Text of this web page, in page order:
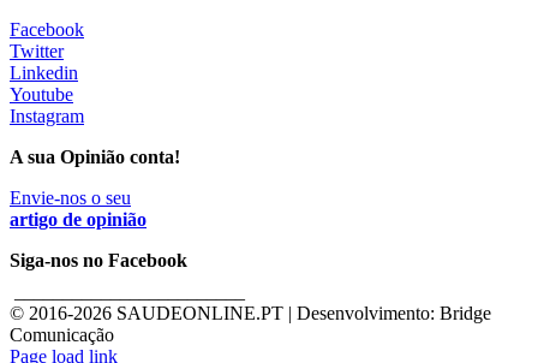
Facebook
Twitter
Linkedin
Youtube
Instagram
A sua Opinião conta!
Envie-nos o seu
artigo de opinião
Siga-nos no Facebook
© 2016-2026 SAUDEONLINE.PT | Desenvolvimento: Bridge
Comunicação
Page load link